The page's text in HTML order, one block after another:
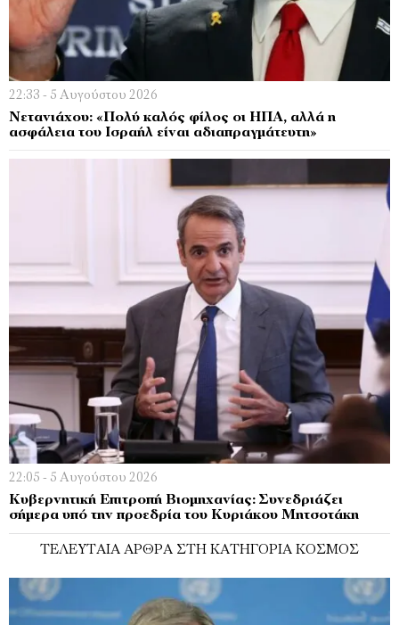
22:33 - 5 Αυγούστου 2026
Νετανιάχου: «Πολύ καλός φίλος οι ΗΠΑ, αλλά η
ασφάλεια του Ισραήλ είναι αδιαπραγμάτευτη»
22:05 - 5 Αυγούστου 2026
Κυβερνητική Επιτροπή Βιομηχανίας: Συνεδριάζει
σήμερα υπό την προεδρία του Κυριάκου Μητσοτάκη
ΤΕΛΕΥΤΑΊΑ ΆΡΘΡΑ ΣΤΗ ΚΑΤΗΓΟΡΊΑ ΚΌΣΜΟΣ